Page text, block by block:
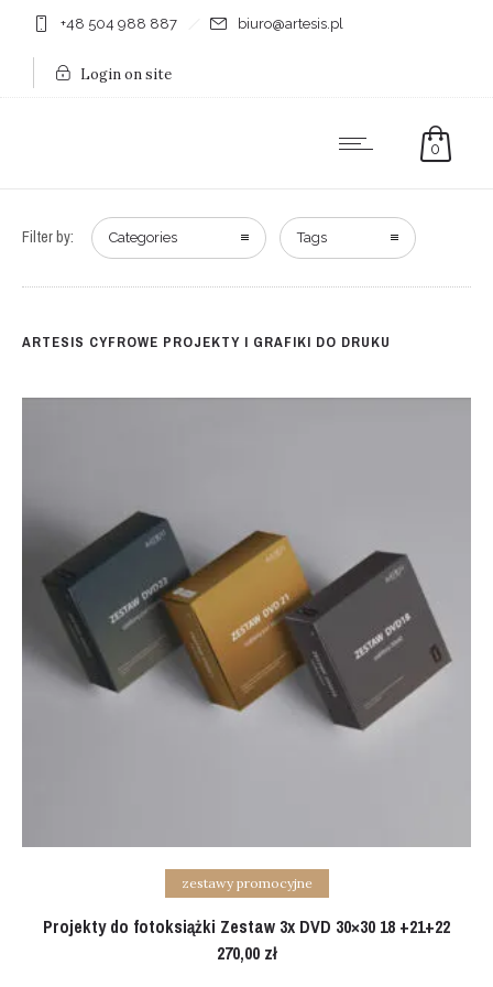
+48 504 988 887 biuro@artesis.pl
Login on site
0
Filter by: Categories Tags
ARTESIS CYFROWE PROJEKTY I GRAFIKI DO DRUKU
Add to cart
zestawy promocyjne
Projekty do fotoksiążki Zestaw 3x DVD 30×30 18 +21+22
270,00 zł